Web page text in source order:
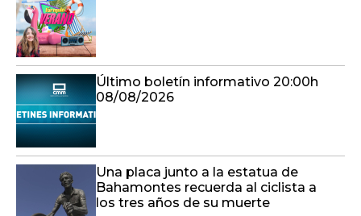
Último boletín informativo 20:00h
08/08/2026
Una placa junto a la estatua de
Bahamontes recuerda al ciclista a
los tres años de su muerte